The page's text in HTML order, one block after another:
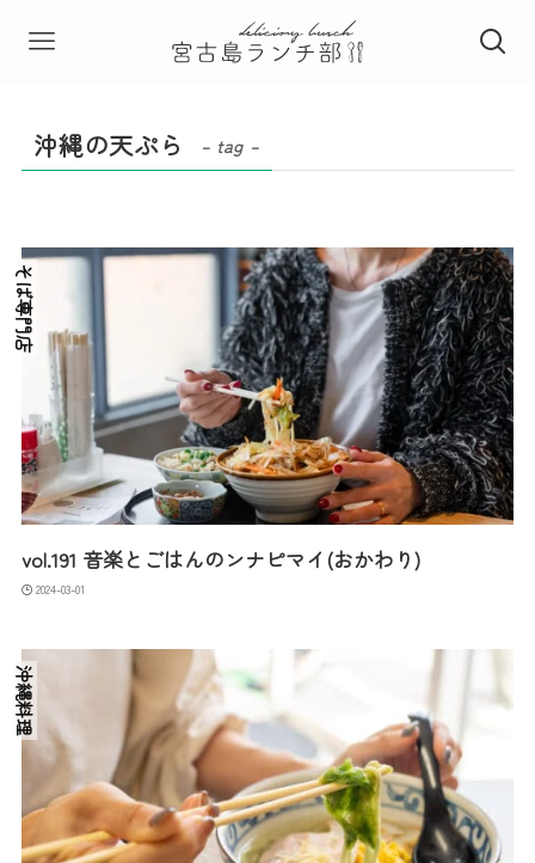
沖縄の天ぷら – tag –
vol.191 音楽とごはんのンナピマイ(おかわり)
2024-03-01
そば専門店
沖縄料理